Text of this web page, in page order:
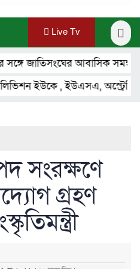
Live Tv
আবাসিক সমন্বয়কারীর
ইউকে , ইউএসএ, অস্ট্রেলিয়া
সংরক্ষণে
গ্রহণ